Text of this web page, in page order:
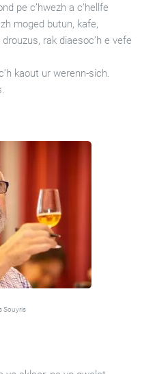
pe c’hwezh a c’hellfe
moged butun, kafe,
rak diaesoc’h e vefe
kaout ur werenn-sich.
Souyris